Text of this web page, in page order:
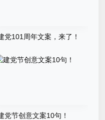
党101周年文案，来了！
党节创意文案10句！